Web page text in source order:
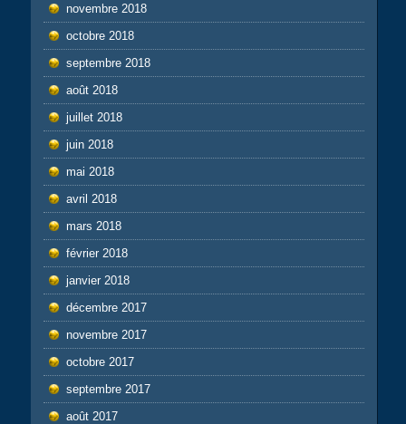
novembre 2018
octobre 2018
septembre 2018
août 2018
juillet 2018
juin 2018
mai 2018
avril 2018
mars 2018
février 2018
janvier 2018
décembre 2017
novembre 2017
octobre 2017
septembre 2017
août 2017